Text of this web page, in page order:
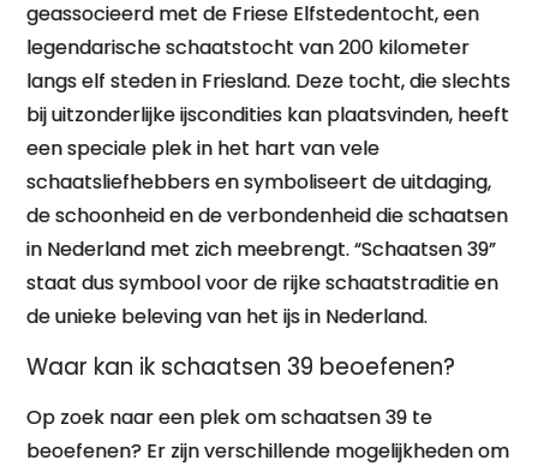
geassocieerd met de Friese Elfstedentocht, een
legendarische schaatstocht van 200 kilometer
langs elf steden in Friesland. Deze tocht, die slechts
bij uitzonderlijke ijscondities kan plaatsvinden, heeft
een speciale plek in het hart van vele
schaatsliefhebbers en symboliseert de uitdaging,
de schoonheid en de verbondenheid die schaatsen
in Nederland met zich meebrengt. “Schaatsen 39”
staat dus symbool voor de rijke schaatstraditie en
de unieke beleving van het ijs in Nederland.
Waar kan ik schaatsen 39 beoefenen?
Op zoek naar een plek om schaatsen 39 te
beoefenen? Er zijn verschillende mogelijkheden om